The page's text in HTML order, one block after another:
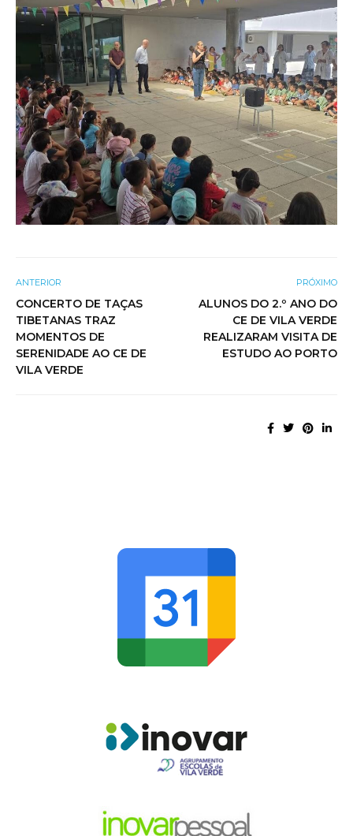
ANTERIOR
CONCERTO DE TAÇAS
TIBETANAS TRAZ
MOMENTOS DE
SERENIDADE AO CE DE
VILA VERDE
PRÓXIMO
ALUNOS DO 2.º ANO DO
CE DE VILA VERDE
REALIZARAM VISITA DE
ESTUDO AO PORTO